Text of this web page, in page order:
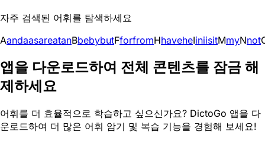
자주 검색된 어휘를 탐색하세요
AandaasareatanBbebybutFforfromHhaveheIiniisitMmyNnot
앱을 다운로드하여 전체 콘텐츠를 잠금 해
제하세요
어휘를 더 효율적으로 학습하고 싶으신가요? DictoGo 앱을 다
운로드하여 더 많은 어휘 암기 및 복습 기능을 경험해 보세요!